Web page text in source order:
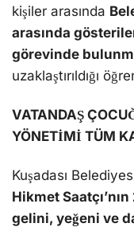
kişiler arasında
arasında
görevinde
uzaklaştırıldığı
VATANDAŞ
YÖNETİMİ TÜM
Kuşadası
Hikmet
gelini, yeğeni ve